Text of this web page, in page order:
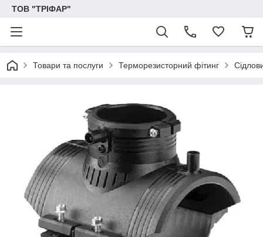
ТОВ "ТРІФАР"
Товари та послуги Терморезисторний фітинг